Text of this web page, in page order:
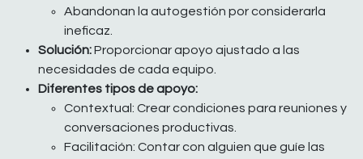
Abandonan la autogestión por considerarla
ineficaz.
Solución:Proporcionar apoyo ajustado a las
necesidades de cada equipo.
Diferentes tipos de apoyo:
Contextual: Crear condiciones para reuniones y
conversaciones productivas.
Facilitación: Contar con alguien que guíe las